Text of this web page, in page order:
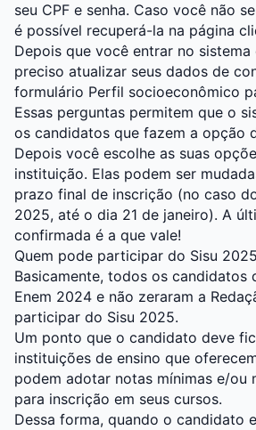
seu CPF e senha. Caso você não
é possível recuperá-la na página
Depois que você entrar no sistema
preciso atualizar seus dados de
formulário Perfil socioeconômico
Essas perguntas permitem que o
os candidatos que fazem a opção
Depois você escolhe as suas
instituição. Elas podem ser
prazo final de inscrição (no caso
2025, até o dia 21 de janeiro). A
confirmada é a que vale!
Quem pode participar do Sisu
Basicamente, todos os candidatos
Enem 2024 e não zeraram a
participar do Sisu 2025.
Um ponto que o candidato deve
instituições de ensino que
podem adotar notas mínimas e/ou
para inscrição em seus cursos.
Dessa forma, quando o candidato